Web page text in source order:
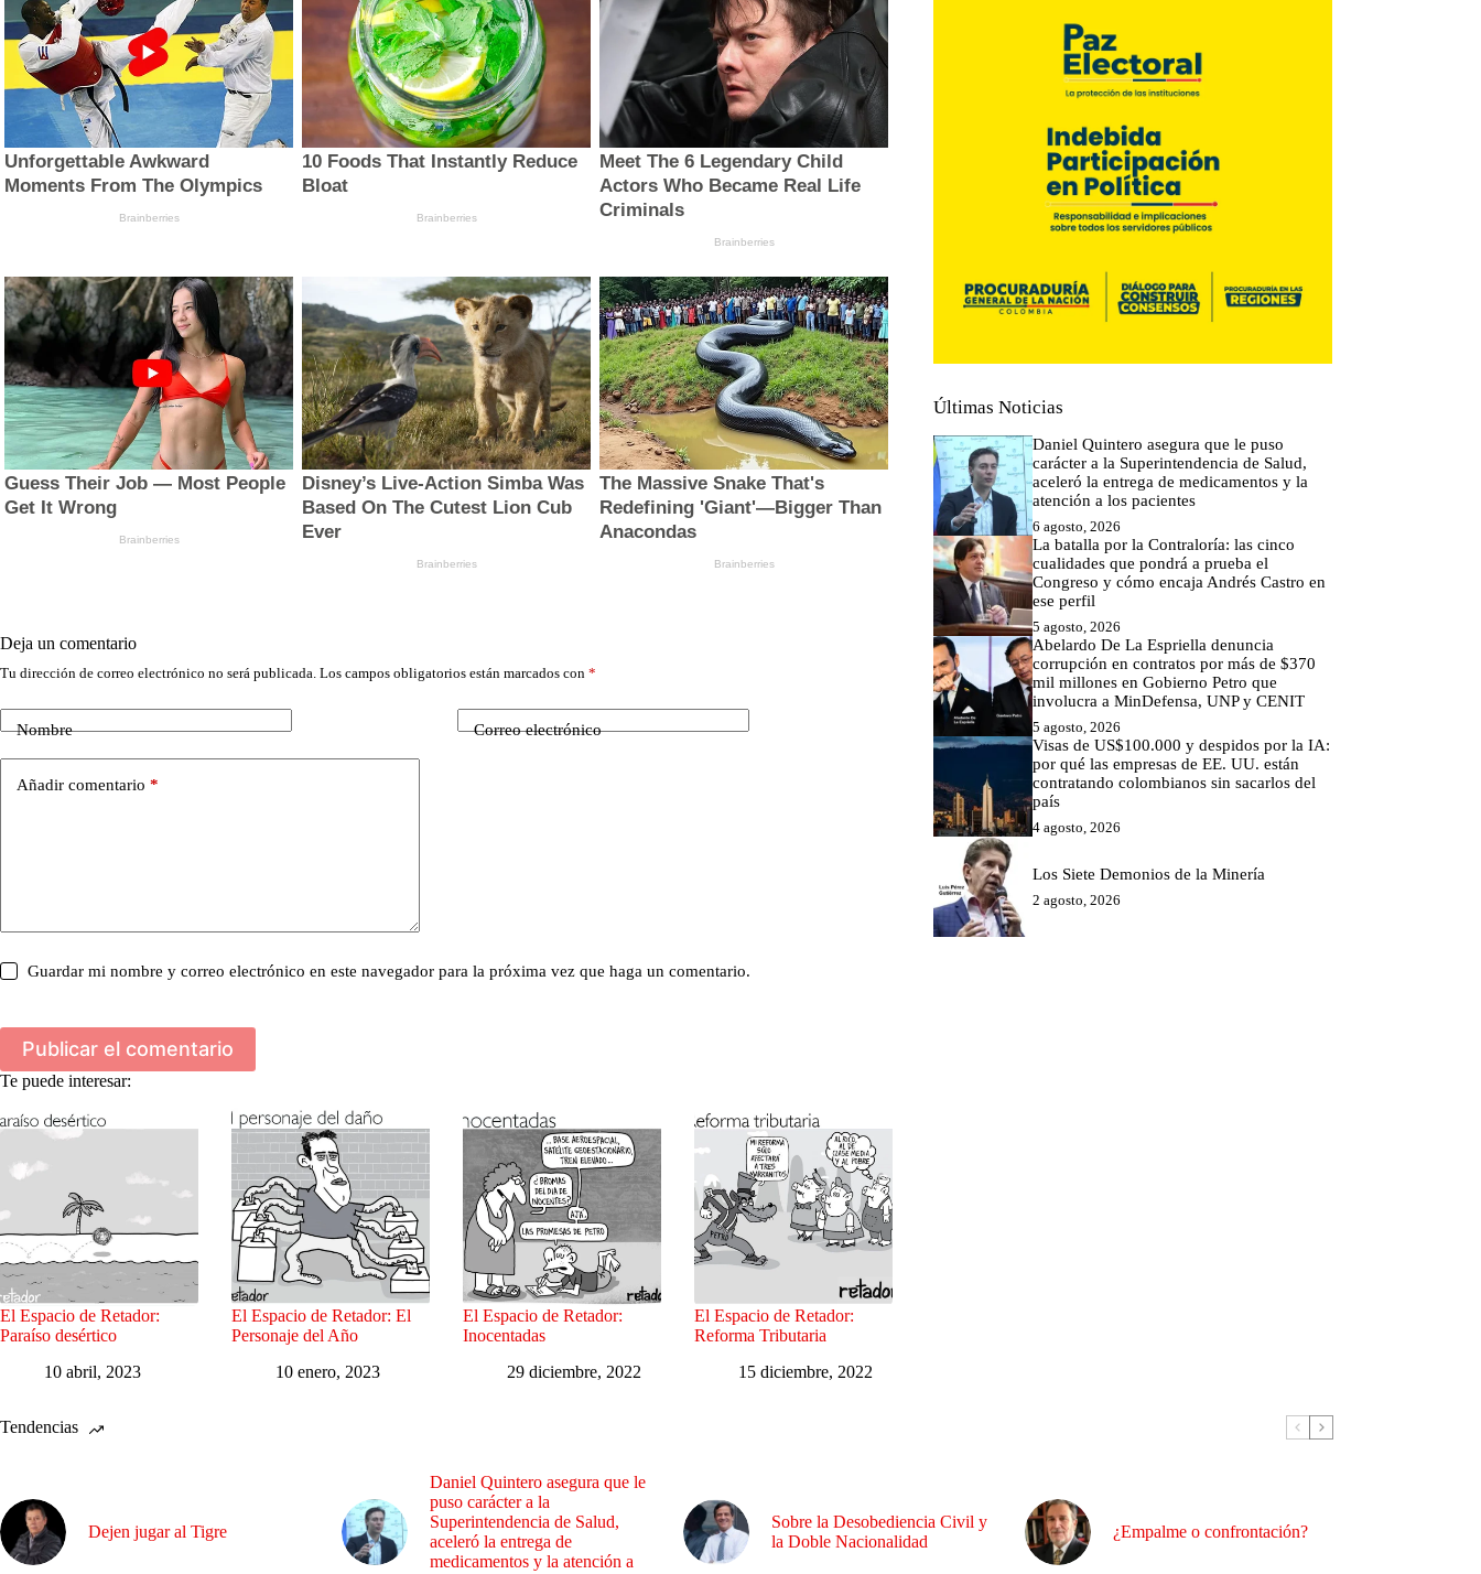
Deja un comentario
Tu dirección de correo electrónico no será publicada. Los campos obligatorios están marcados con *
Nombre Correo electrónico
Añadir comentario *
Guardar mi nombre y correo electrónico en este navegador para la próxima vez que haga un comentario.
Publicar el comentario
Te puede interesar:
El Espacio de Retador:
Paraíso desértico
10 abril, 2023
El Espacio de Retador: El
Personaje del Año
10 enero, 2023
El Espacio de Retador:
Inocentadas
29 diciembre, 2022
El Espacio de Retador:
Reforma Tributaria
15 diciembre, 2022
Últimas Noticias
Daniel Quintero asegura que le puso
carácter a la Superintendencia de Salud,
aceleró la entrega de medicamentos y la
atención a los pacientes
6 agosto, 2026
La batalla por la Contraloría: las cinco
cualidades que pondrá a prueba el
Congreso y cómo encaja Andrés Castro en
ese perfil
5 agosto, 2026
Abelardo De La Espriella denuncia
corrupción en contratos por más de $370
mil millones en Gobierno Petro que
involucra a MinDefensa, UNP y CENIT
5 agosto, 2026
Visas de US$100.000 y despidos por la IA:
por qué las empresas de EE. UU. están
contratando colombianos sin sacarlos del
país
4 agosto, 2026
Los Siete Demonios de la Minería
2 agosto, 2026
Tendencias
Dejen jugar al Tigre
Daniel Quintero asegura que le
puso carácter a la
Superintendencia de Salud,
aceleró la entrega de
medicamentos y la atención a
Sobre la Desobediencia Civil y
la Doble Nacionalidad
¿Empalme o confrontación?